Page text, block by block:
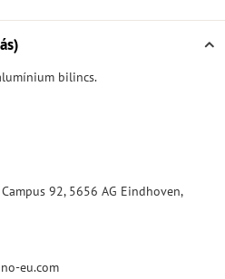
bilincs.
92, 5656 AG Eindhoven,
eu.com